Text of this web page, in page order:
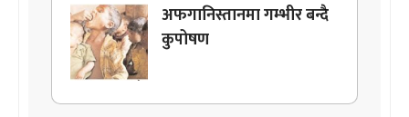
अफगानिस्तानमा गम्भीर बन्दै
कुपोषण